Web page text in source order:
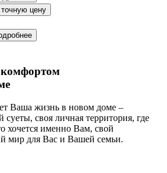
точную цену
Ваша жизнь в новом доме –
суеты, своя личная территория, где
хочется именно Вам, свой
мир для Вас и Вашей семьи.